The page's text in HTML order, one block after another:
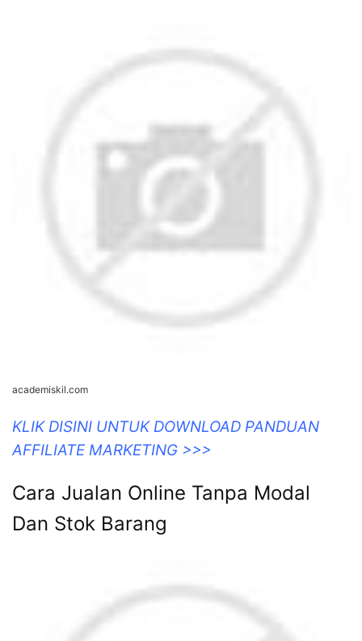
academiskil.com
KLIK DISINI UNTUK DOWNLOAD PANDUAN
AFFILIATE MARKETING >>>
Cara Jualan Online Tanpa Modal
Dan Stok Barang